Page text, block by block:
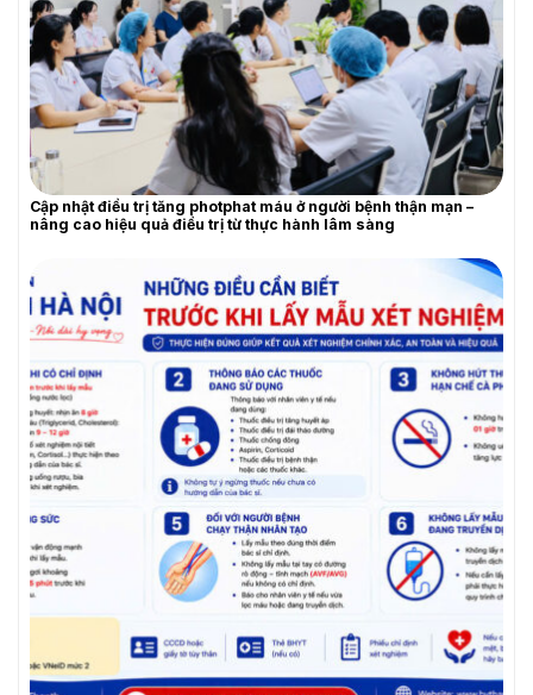
YÊU CẦU BÁO GIÁ
YÊU CẦU BÁO GIÁ
Cập nhật điều trị tăng photphat máu ở người bệnh thận mạn –
nâng cao hiệu quả điều trị từ thực hành lâm sàng